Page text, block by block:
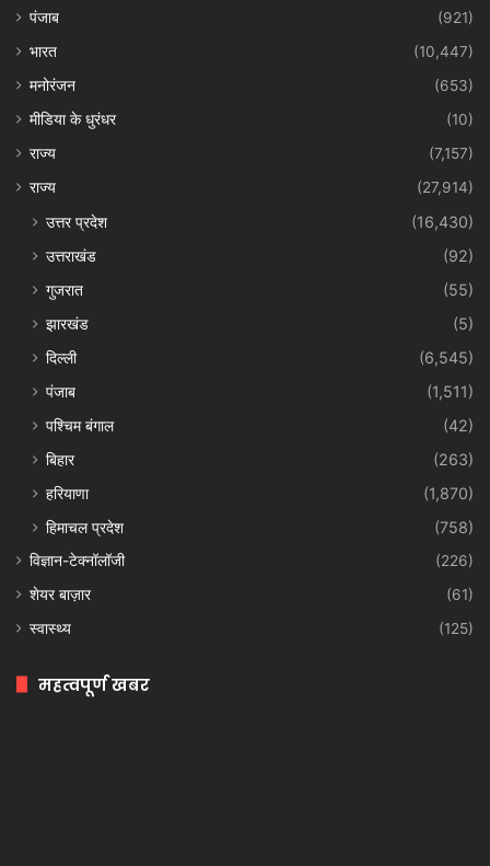
पंजाब
(921)
भारत
(10,447)
मनोरंजन
(653)
मीडिया के धुरंधर
(10)
राज्य
(7,157)
राज्य
(27,914)
उत्तर प्रदेश
(16,430)
उत्तराखंड
(92)
गुजरात
(55)
झारखंड
(5)
दिल्ली
(6,545)
पंजाब
(1,511)
पश्चिम बंगाल
(42)
बिहार
(263)
हरियाणा
(1,870)
हिमाचल प्रदेश
(758)
विज्ञान-टेक्नॉलॉजी
(226)
शेयर बाज़ार
(61)
स्वास्थ्य
(125)
महत्वपूर्ण खबर